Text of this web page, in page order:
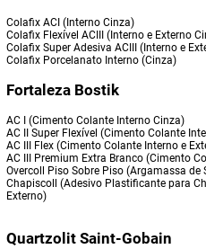
Colafix ACI (Interno Cinza)
Colafix Flexível ACIII (Interno e Externo
Colafix Super Adesiva ACIII (Interno e
Colafix Porcelanato Interno (Cinza)
Fortaleza Bostik
AC I (Cimento Colante Interno Cinza)
AC II Super Flexível (Cimento Colante
AC III Flex (Cimento Colante Interno e
AC III Premium Extra Branco (Cimento
Overcoll Piso Sobre Piso (Argamassa
Chapiscoll (Adesivo Plastificante para
Externo)
Quartzolit Saint-Gobain